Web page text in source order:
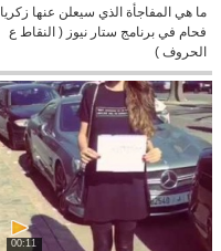
ما هي المفاجأة الذي سيعلن عنها زكريا
فحام في برنامج ستار نيوز ( النقاط ع
الحروف )
00:11